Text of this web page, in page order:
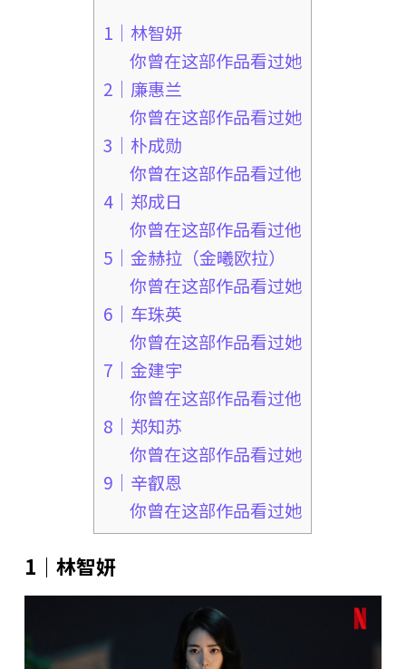
1｜林智妍
你曾在这部作品看过她
2｜廉惠兰
你曾在这部作品看过她
3｜朴成勋
你曾在这部作品看过他
4｜郑成日
你曾在这部作品看过他
5｜金赫拉（金曦欧拉）
你曾在这部作品看过她
6｜车珠英
你曾在这部作品看过她
7｜金建宇
你曾在这部作品看过他
8｜郑知苏
你曾在这部作品看过她
9｜辛叡恩
你曾在这部作品看过她
1｜林智妍